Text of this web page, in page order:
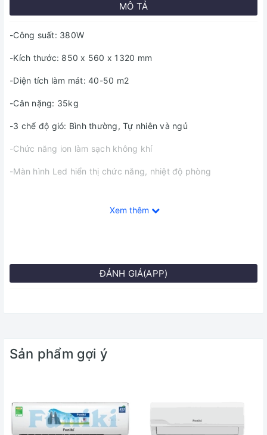
MÔ TẢ
-Công suất: 380W
-Kích thước: 850 x 560 x 1320 mm
-Diện tích làm mát: 40-50 m2
-Cân nặng: 35kg
-3 chể độ gió: Bình thường, Tự nhiên và ngủ
-Chức năng ion làm sạch không khí
-Màn hình Led hiển thị chức năng, nhiệt độ phòng
Xem thêm
ĐÁNH GIÁ(APP)
Sản phẩm gợi ý